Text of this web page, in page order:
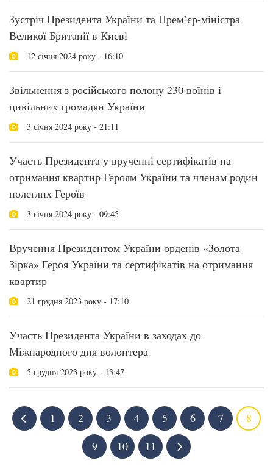
Зустріч Президента України та Прем’єр-міністра
Великої Британії в Києві
12 січня 2024 року - 16:10
Звільнення з російського полону 230 воїнів і
цивільних громадян України
3 січня 2024 року - 21:11
Участь Президента у врученні сертифікатів на
отримання квартир Героям України та членам родин
полеглих Героїв
3 січня 2024 року - 09:45
Вручення Президентом України орденів «Золота
Зірка» Героя України та сертифікатів на отримання
квартир
21 грудня 2023 року - 17:10
Участь Президента України в заходах до
Міжнародного дня волонтера
5 грудня 2023 року - 13:47
1 2 3 4 5 6 7
8
9
10 11